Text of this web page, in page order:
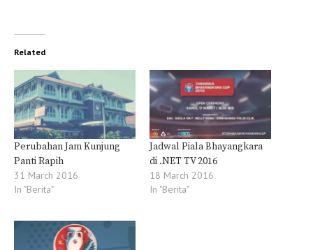
Related
Perubahan Jam Kunjung
Panti Rapih
31 March 2016
In "Berita"
Jadwal Piala Bhayangkara
di .NET TV 2016
18 March 2016
In "Berita"